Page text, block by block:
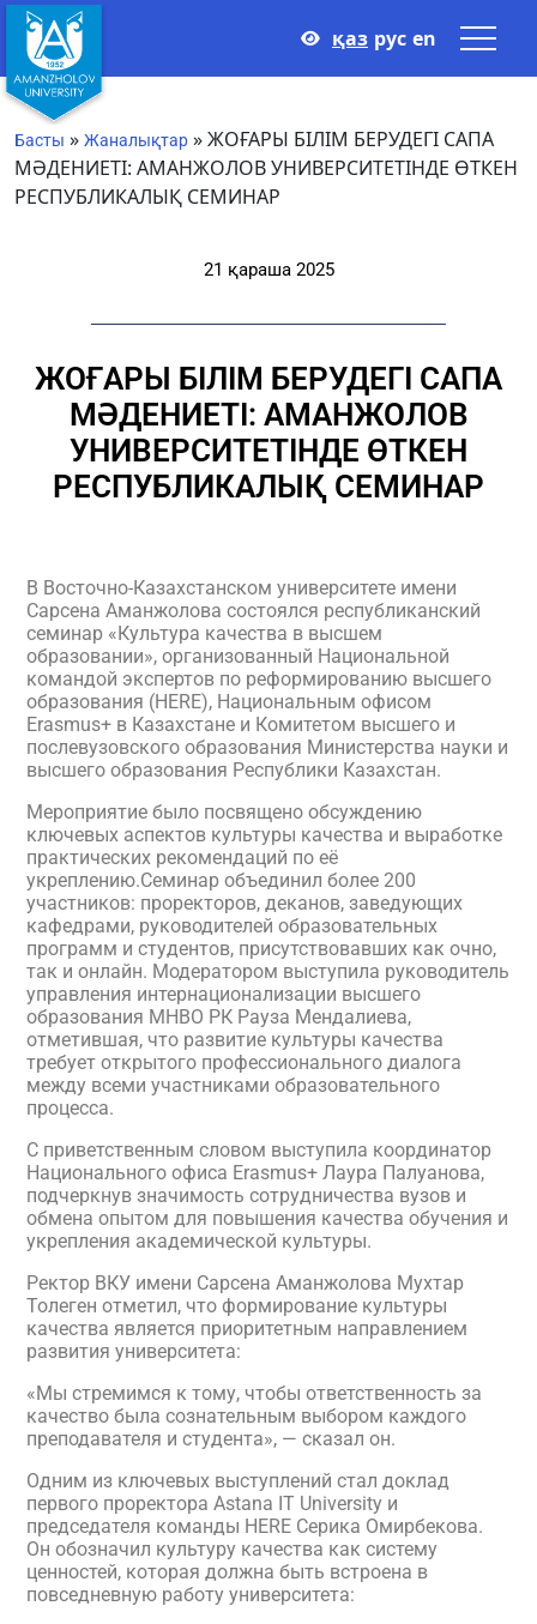
қаз рус en
Басты » Жаналықтар »ЖОҒАРЫ БІЛІМ БЕРУДЕГІ САПА
МӘДЕНИЕТІ: АМАНЖОЛОВ УНИВЕРСИТЕТІНДЕ ӨТКЕН
РЕСПУБЛИКАЛЫҚ СЕМИНАР
21 қараша 2025
ЖОҒАРЫ БІЛІМ БЕРУДЕГІ САПА
МӘДЕНИЕТІ: АМАНЖОЛОВ
УНИВЕРСИТЕТІНДЕ ӨТКЕН
РЕСПУБЛИКАЛЫҚ СЕМИНАР
В Восточно-Казахстанском университете имени
Сарсена Аманжолова состоялся республиканский
семинар «Культура качества в высшем
образовании», организованный Национальной
командой экспертов по реформированию высшего
образования (HERE), Национальным офисом
Erasmus+ в Казахстане и Комитетом высшего и
послевузовского образования Министерства науки и
высшего образования Республики Казахстан.
Мероприятие было посвящено обсуждению
ключевых аспектов культуры качества и выработке
практических рекомендаций по её
укреплению.Семинар объединил более 200
участников: проректоров, деканов, заведующих
кафедрами, руководителей образовательных
программ и студентов, присутствовавших как очно,
так и онлайн. Модератором выступила руководитель
управления интернационализации высшего
образования МНВО РК Рауза Мендалиева,
отметившая, что развитие культуры качества
требует открытого профессионального диалога
между всеми участниками образовательного
процесса.
С приветственным словом выступила координатор
Национального офиса Erasmus+ Лаура Палуанова,
подчеркнув значимость сотрудничества вузов и
обмена опытом для повышения качества обучения и
укрепления академической культуры.
Ректор ВКУ имени Сарсена Аманжолова Мухтар
Толеген отметил, что формирование культуры
качества является приоритетным направлением
развития университета:
«Мы стремимся к тому, чтобы ответственность за
качество была сознательным выбором каждого
преподавателя и студента», — сказал он.
Одним из ключевых выступлений стал доклад
первого проректора Astana IT University и
председателя команды HERE Серика Омирбекова.
Он обозначил культуру качества как систему
ценностей, которая должна быть встроена в
повседневную работу университета: